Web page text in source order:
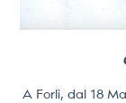
A Forlì, dal 18